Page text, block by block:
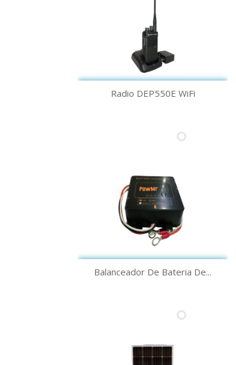
Vista rápida
Radio DEP550E WiFi
Vista rápida
Balanceador De Bateria De...